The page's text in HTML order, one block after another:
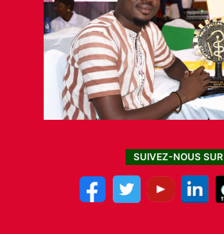
SUIVEZ-NOUS SUR